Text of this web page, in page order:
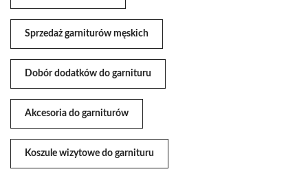
Sprzedaż garniturów męskich
Dobór dodatków do garnituru
Akcesoria do garniturów
Koszule wizytowe do garnituru